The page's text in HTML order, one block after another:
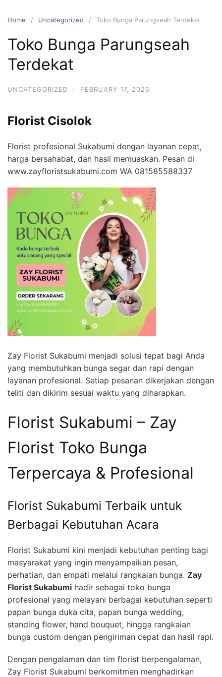
Home Uncategorized Toko Bunga Parungseah Terdekat
Toko Bunga Parungseah
Terdekat
UNCATEGORIZED · FEBRUARY 17, 2026
Florist Cisolok
Florist profesional Sukabumi dengan layanan cepat,
harga bersahabat, dan hasil memuaskan. Pesan di
www.zayfloristsukabumi.com WA 081585588337
Zay Florist Sukabumi menjadi solusi tepat bagi Anda
yang membutuhkan bunga segar dan rapi dengan
layanan profesional. Setiap pesanan dikerjakan dengan
teliti dan dikirim sesuai waktu yang diharapkan.
Florist Sukabumi – Zay
Florist Toko Bunga
Terpercaya & Profesional
Florist Sukabumi Terbaik untuk
Berbagai Kebutuhan Acara
Florist Sukabumi kini menjadi kebutuhan penting bagi
masyarakat yang ingin menyampaikan pesan,
perhatian, dan empati melalui rangkaian bunga. Zay
Florist Sukabumi hadir sebagai toko bunga
profesional yang melayani berbagai kebutuhan seperti
papan bunga duka cita, papan bunga wedding,
standing flower, hand bouquet, hingga rangkaian
bunga custom dengan pengiriman cepat dan hasil rapi.
Dengan pengalaman dan tim florist berpengalaman,
Zay Florist Sukabumi berkomitmen menghadirkan